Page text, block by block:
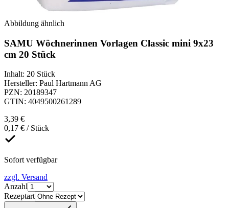
Abbildung ähnlich
SAMU Wöchnerinnen Vorlagen Classic mini 9x23
cm 20 Stück
Inhalt: 20 Stück
Hersteller: Paul Hartmann AG
PZN: 20189347
GTIN: 4049500261289
3,39 €
0,17 € / Stück
Sofort verfügbar
zzgl. Versand
Anzahl
Rezeptart